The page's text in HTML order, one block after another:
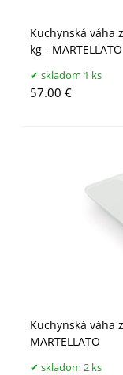
Kuchynská váha
kg - MARTELLATO
skladom 1 ks
57.00 €
Kuchynská váha
MARTELLATO
skladom 2 ks